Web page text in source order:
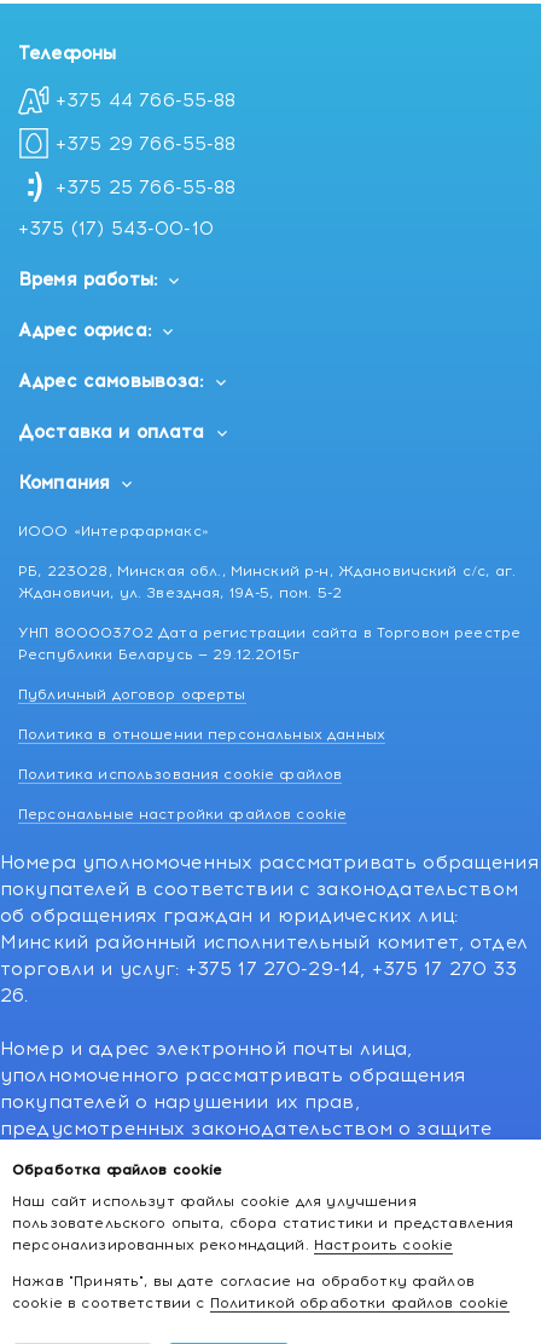
Обработка файлов cookie
Наш сайт использут файлы cookie для улучшения
пользовательского опыта, сбора статистики и представления
персонализированных рекомндаций. Настроить cookie
Нажав "Принять", вы дате согласие на обработку файлов
cookie в соответствии с Политикой обработки файлов cookie
Телефоны
+375 44 766-55-88
+375 29 766-55-88
+375 25 766-55-88
+375 (17) 543-00-10
Время работы:
Адрес офиса:
Адрес самовывоза:
Доставка и оплата
Компания
ИООО «Интерфармакс»
РБ, 223028, Минская обл., Минский р-н, Ждановичский с/с, аг.
Ждановичи, ул. Звездная, 19А-5, пом. 5-2
УНП 800003702 Дата регистрации сайта в Торговом реестре
Республики Беларусь — 29.12.2015г
Публичный договор оферты
Политика в отношении персональных данных
Политика использования cookie файлов
Персональные настройки файлов cookie
Номера уполномоченных рассматривать обращения
покупателей в соответствии с законодательством
об обращениях граждан и юридических лиц:
Минский районный исполнительный комитет, отдел
торговли и услуг: +375 17 270-29-14, +375 17 270 33
26.
Номер и адрес электронной почты лица,
уполномоченного рассматривать обращения
покупателей о нарушении их прав,
предусмотренных законодательством о защите
операторов), info@kakvapteke.by